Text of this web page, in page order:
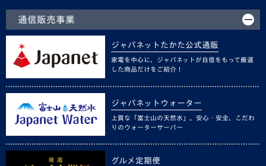
通信販売事業
ジャパネットたかた公式通販
家電を中心に、ジャパネットが自信をもって厳選
した商品だけをご紹介！
ジャパネットウォーター
上質な「富士山の天然水」。安心・安全、こだわ
りのウォーターサーバー
グルメ定期便